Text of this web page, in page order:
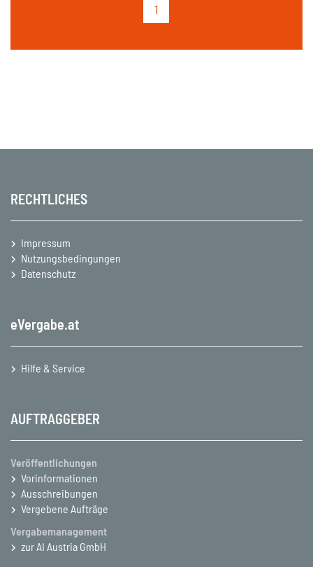
1
RECHTLICHES
Impressum
Nutzungsbedingungen
Datenschutz
eVergabe.at
Hilfe & Service
AUFTRAGGEBER
Veröffentlichungen
Vorinformationen
Ausschreibungen
Vergebene Aufträge
Vergabemanagement
zur AI Austria GmbH